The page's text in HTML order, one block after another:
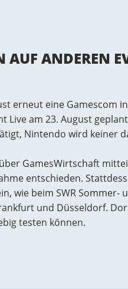
AUF ANDEREN
erneut eine Gamescom
Live am 23. August
Nintendo wird keiner
GamesWirtschaft
entschieden.
wie beim SWR Sommer-
und Düsseldorf.
testen können.